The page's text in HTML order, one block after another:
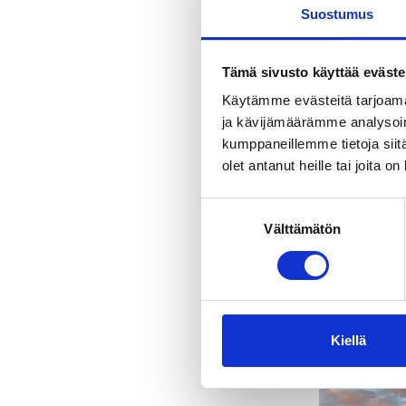
Suostumus
Tämä sivusto käyttää
Käytämme evästeitä
ja kävijämäärämme
kumppaneillemme tietoja
olet antanut heille tai joita
Välttämätön
Kiellä
Tervetuloa
Meillä on
esimerkiksi
mittava
ostosten